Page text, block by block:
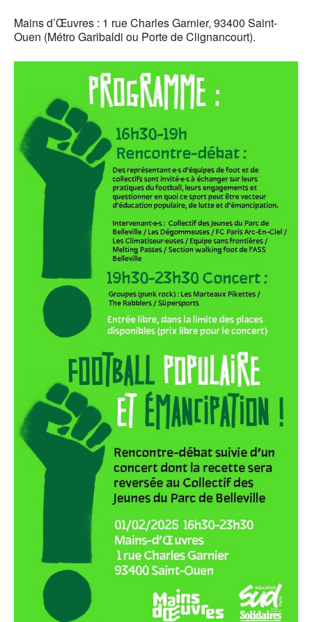
Mains d’Œuvres : 1 rue Charles Garnier, 93400 Saint-
Ouen (Métro Garibaldi ou Porte de Clignancourt).